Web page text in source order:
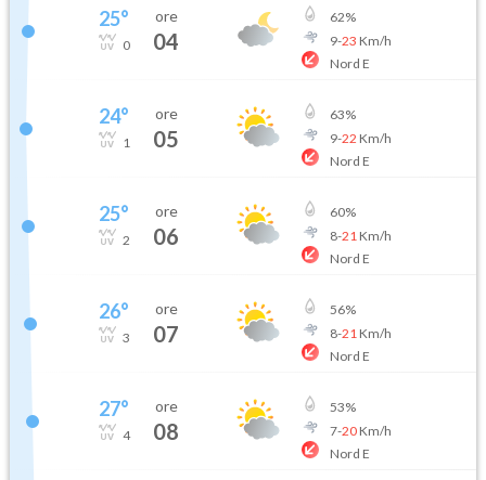
25°
0
ore
04
62%
9-23 Km/h
Nord E
24°
1
ore
05
63%
9-22 Km/h
Nord E
25°
2
ore
06
60%
8-21 Km/h
Nord E
26°
3
ore
07
56%
8-21 Km/h
Nord E
27°
4
ore
08
53%
7-20Km/h
Nord E